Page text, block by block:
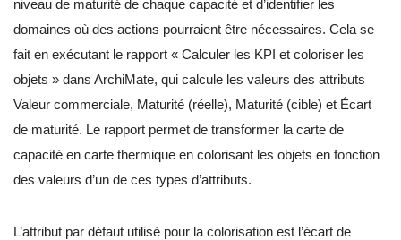
niveau de maturité de chaque capacité et d’identifier les
domaines où des actions pourraient être nécessaires. Cela se
fait en exécutant le rapport « Calculer les KPI et coloriser les
objets » dans ArchiMate, qui calcule les valeurs des attributs
Valeur commerciale, Maturité (réelle), Maturité (cible) et Écart
de maturité. Le rapport permet de transformer la carte de
capacité en carte thermique en colorisant les objets en fonction
des valeurs d’un de ces types d’attributs.
L’attribut par défaut utilisé pour la colorisation est l’écart de